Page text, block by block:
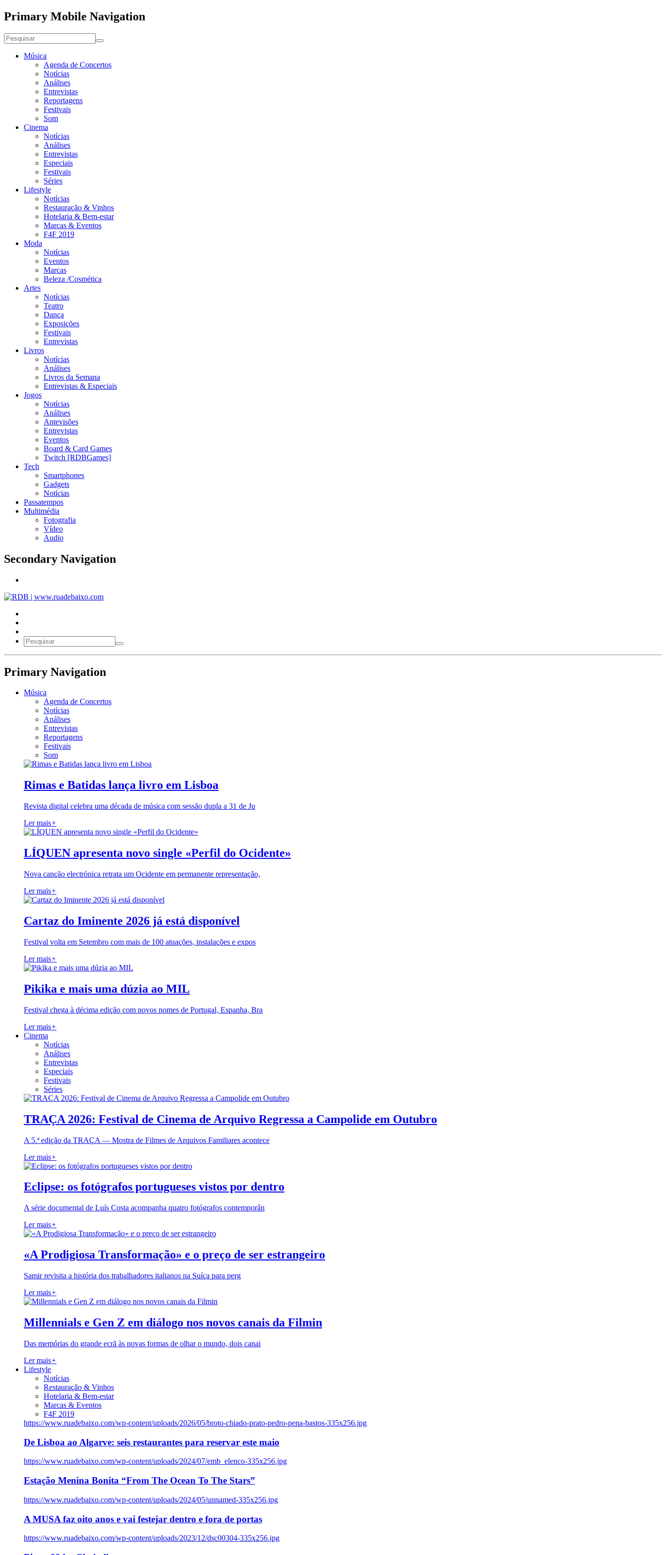
Primary Mobile Navigation
Música
Agenda de Concertos
Notícias
Análises
Entrevistas
Reportagens
Festivais
Som
Cinema
Notícias
Análises
Entrevistas
Especiais
Festivais
Séries
Lifestyle
Notícias
Restauração & Vinhos
Hotelaria & Bem-estar
Marcas & Eventos
F4F 2019
Moda
Notícias
Eventos
Marcas
Beleza /Cosmética
Artes
Notícias
Teatro
Dança
Exposições
Festivais
Entrevistas
Livros
Notícias
Análises
Livros da Semana
Entrevistas & Especiais
Jogos
Notícias
Análises
Antevisões
Entrevistas
Eventos
Board & Card Games
Twitch [RDBGames]
Tech
Smartphones
Gadgets
Notícias
Passatempos
Multimédia
Fotografia
Vídeo
Audio
Secondary Navigation
Primary Navigation
Música
Agenda de Concertos
Notícias
Análises
Entrevistas
Reportagens
Festivais
Som
Rimas e Batidas lança livro em Lisboa
Revista digital celebra uma década de música com sessão dupla a 31 de Ju
Ler mais+
LÍQUEN apresenta novo single «Perfil do Ocidente»
Nova canção electrónica retrata um Ocidente em permanente representação,
Ler mais+
Cartaz do Iminente 2026 já está disponível
Festival volta em Setembro com mais de 100 atuações, instalações e expos
Ler mais+
Pikika e mais uma dúzia ao MIL
Festival chega à décima edição com novos nomes de Portugal, Espanha, Bra
Ler mais+
Cinema
Notícias
Análises
Entrevistas
Especiais
Festivais
Séries
TRAÇA 2026: Festival de Cinema de Arquivo Regressa a Campolide em Outubro
A 5.ª edição da TRAÇA — Mostra de Filmes de Arquivos Familiares acontece
Ler mais+
Eclipse: os fotógrafos portugueses vistos por dentro
A série documental de Luís Costa acompanha quatro fotógrafos contemporân
Ler mais+
«A Prodigiosa Transformação» e o preço de ser estrangeiro
Samir revisita a história dos trabalhadores italianos na Suíça para perg
Ler mais+
Millennials e Gen Z em diálogo nos novos canais da Filmin
Das memórias do grande ecrã às novas formas de olhar o mundo, dois canai
Ler mais+
Lifestyle
Notícias
Restauração & Vinhos
Hotelaria & Bem-estar
Marcas & Eventos
F4F 2019
https://www.ruadebaixo.com/wp-content/uploads/2026/05/broto-chiado-prato-pedro-pena-bastos-335x256.jpg
De Lisboa ao Algarve: seis restaurantes para reservar este maio
https://www.ruadebaixo.com/wp-content/uploads/2024/07/emb_elenco-335x256.jpg
Estação Menina Bonita “From The Ocean To The Stars”
https://www.ruadebaixo.com/wp-content/uploads/2024/05/unnamed-335x256.jpg
A MUSA faz oito anos e vai festejar dentro e fora de portas
https://www.ruadebaixo.com/wp-content/uploads/2023/12/dsc00304-335x256.jpg